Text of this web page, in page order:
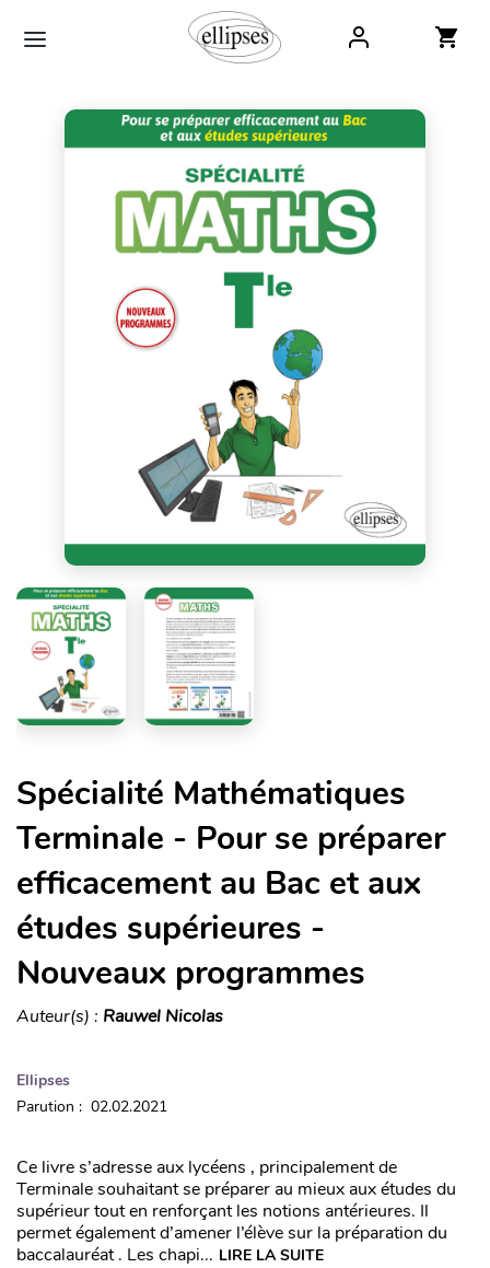
Spécialité Mathématiques
Terminale - Pour se préparer
efficacement au Bac et aux
études supérieures -
Nouveaux programmes
Auteur(s) : Rauwel Nicolas
Ellipses
Parution : 02.02.2021
Ce livre s’adresse aux lycéens , principalement de
Terminale souhaitant se préparer au mieux aux études du
supérieur tout en renforçant les notions antérieures. Il
permet également d’amener l’élève sur la préparation du
baccalauréat . Les chapi... LIRE LA SUITE